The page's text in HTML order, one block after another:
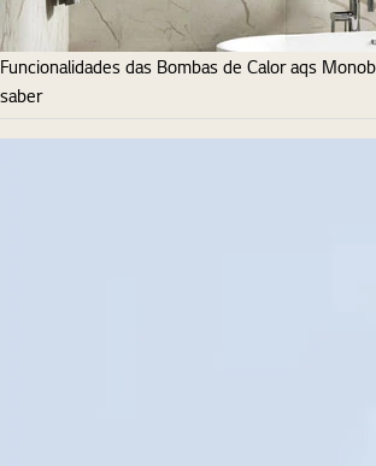
Funcionalidades das Bombas de Calor aqs
saber